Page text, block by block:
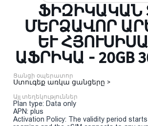
ՖԻԶԻԿԱԿԱՆ
ՄԵՐՁԱՎՈՐ
ՐԻԿԱ - 20GB 30
Ցանցի օպերատոր
Ստուգեք առկա ցանցերը >
Այլ տեղեկություններ
Plan type: Data only
APN: plus
Activation Policy: The validity period